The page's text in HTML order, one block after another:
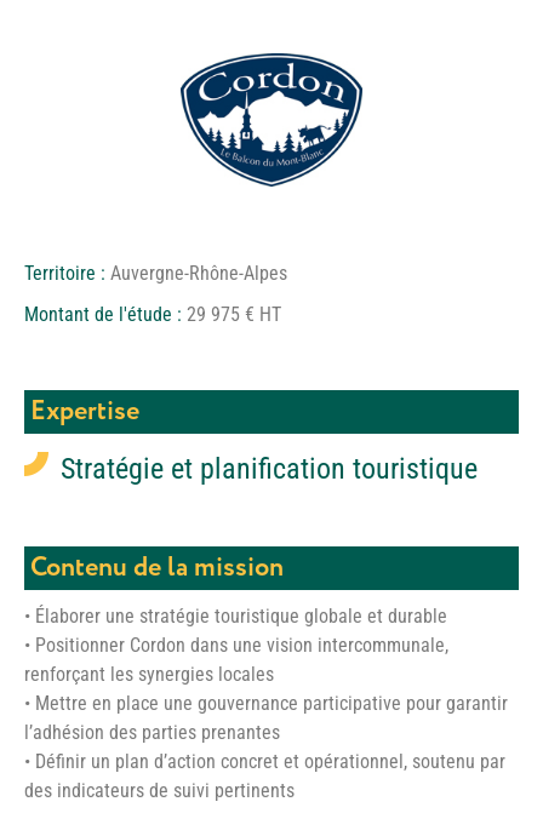
Territoire : Auvergne-Rhône-Alpes
Montant de l'étude : 29 975 € HT
Expertise
Stratégie et planification touristique
Contenu de la mission
• Élaborer une stratégie touristique globale et durable
• Positionner Cordon dans une vision intercommunale,
renforçant les synergies locales
• Mettre en place une gouvernance participative pour garantir
l’adhésion des parties prenantes
• Définir un plan d’action concret et opérationnel, soutenu par
des indicateurs de suivi pertinents